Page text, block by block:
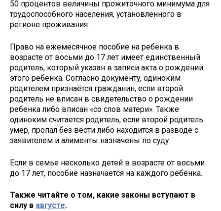
50 процентов величины прожиточного минимума для
трудоспособного населения, установленного в
регионе проживания.
Право на ежемесячное пособие на ребёнка в
возрасте от восьми до 17 лет имеет единственный
родитель, который указан в записи акта о рождении
этого ребенка. Согласно документу, одиноким
родителем признаётся гражданин, если второй
родитель не вписан в свидетельство о рождении
ребенка либо вписан «со слов матери». Также
одиноким считается родитель, если второй родитель
умер, пропал без вести либо находится в разводе с
заявителем и алименты назначены по суду.
Если в семье несколько детей в возрасте от восьми
до 17 лет, пособие назначается на каждого ребёнка.
Также читайте о том, какие законы вступают в
силу в августе.